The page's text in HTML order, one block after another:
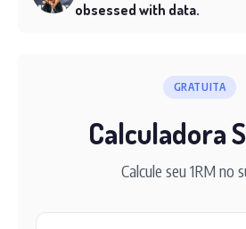
obsessed with data.
GRATUITA
Calculadora
Calcule seu 1RM no